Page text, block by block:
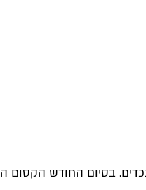
בסיום החודש הקסום